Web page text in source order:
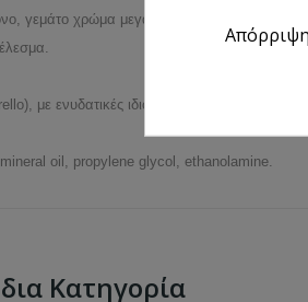
γεμάτο χρώμα μεγάλης διάρκειας.
με ενυδατικές ιδιότητες, φροντίζει τα
mineral oil, propylene glycol, ethanolamine.
Κατηγορία
Απόρριψη